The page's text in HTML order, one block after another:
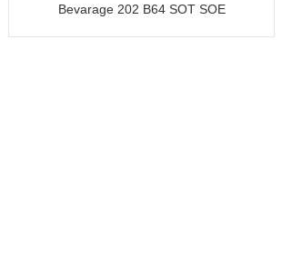
Bevarage 202 B64 SOT SOE